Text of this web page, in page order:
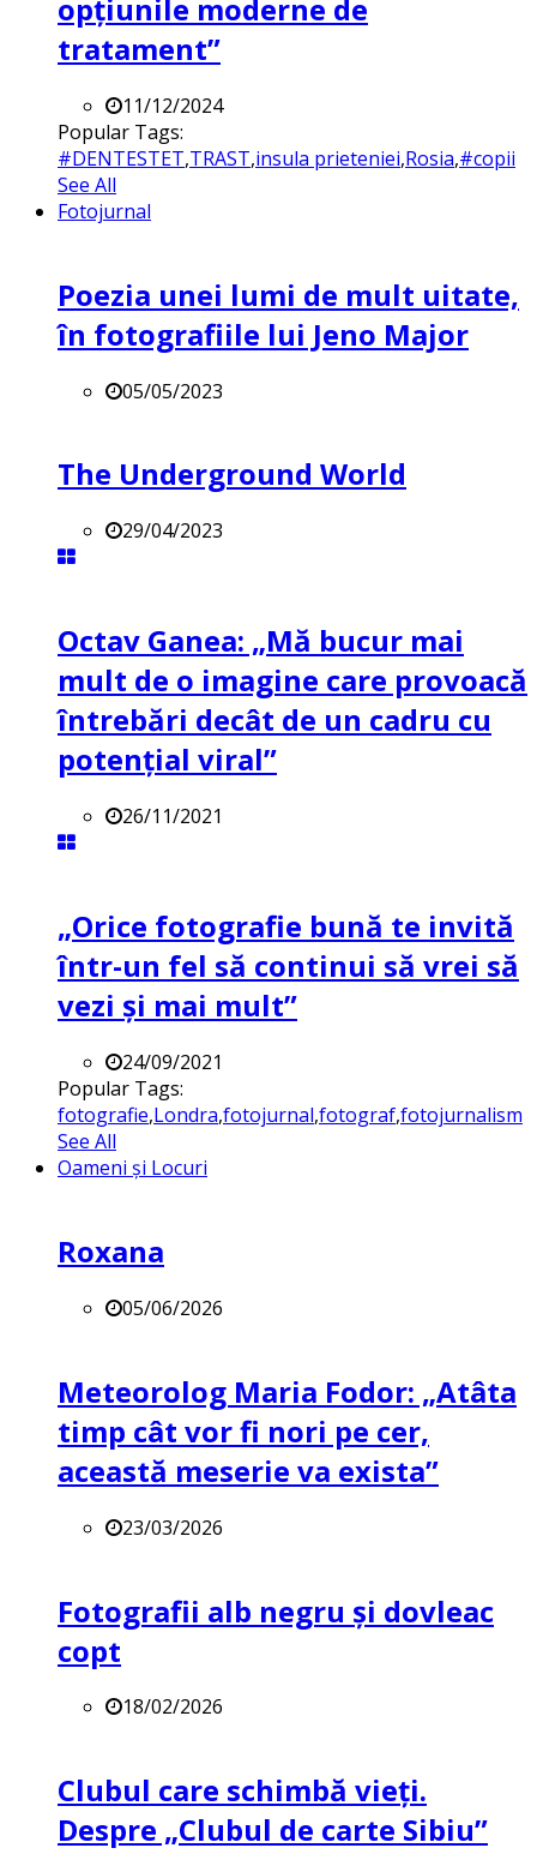
opțiunile moderne de
tratament”
11/12/2024
Popular Tags:
#DENTESTET,TRAST,insula prieteniei,Rosia,#copii
See All
Fotojurnal
Poezia unei lumi de mult uitate,
în fotografiile lui Jeno Major
05/05/2023
The Underground World
29/04/2023
Octav Ganea: „Mă bucur mai
mult de o imagine care provoacă
întrebări decât de un cadru cu
potenţial viral”
26/11/2021
„Orice fotografie bună te invită
într-un fel să continui să vrei să
vezi și mai mult”
24/09/2021
Popular Tags:
fotografie,Londra,fotojurnal,fotograf,fotojurnalism
See All
Oameni și Locuri
Roxana
05/06/2026
Meteorolog Maria Fodor: „Atâta
timp cât vor fi nori pe cer,
această meserie va exista”
23/03/2026
Fotografii alb negru și dovleac
copt
18/02/2026
Clubul care schimbă vieți.
Despre „Clubul de carte Sibiu”